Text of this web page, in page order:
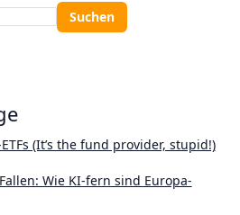
Suchen
(It’s the fund provider, stupid!)
Wie KI-fern sind Europa-